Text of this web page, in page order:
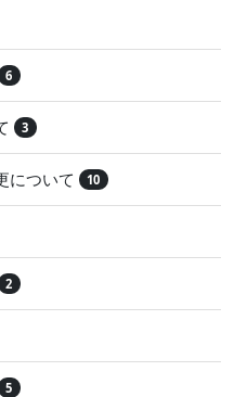
6
3
について 10
2
5